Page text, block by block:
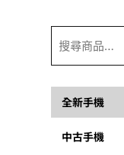
全新手機
中古手機